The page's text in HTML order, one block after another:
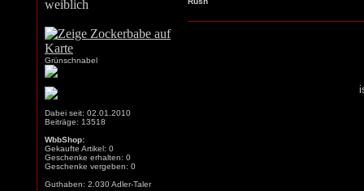
Grünschnabel
Dabei seit: 02.01.2010
Beiträge: 13518
WbbShop:
Gekaufte Artikel: 0
Geschenke erhalten: 0
Geschenke vergeben: 0
Guthaben: 2.030 Adler-Taler